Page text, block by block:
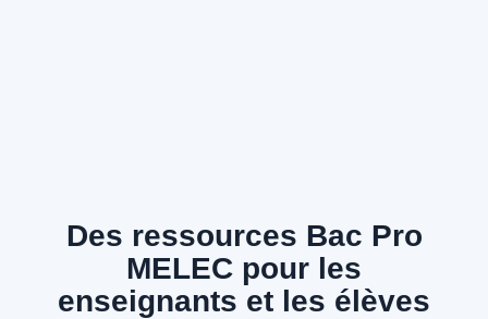
Des ressources Bac Pro
MELEC pour les
enseignants et les élèves